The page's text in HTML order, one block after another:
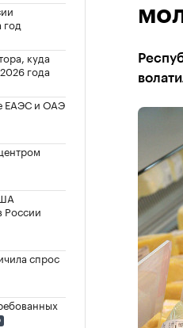
год
куда
года
ЕАЭС и ОАЭ
России
спрос